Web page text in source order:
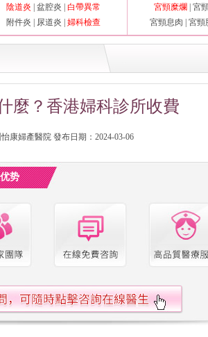
陰道炎 盆腔炎
白帶異常
附件炎
尿道炎 婦科檢查
宮頸糜爛
宮
宮頸息肉
宮頸
麼？香港婦科診所收費
康婦產醫院 發布日期：2024-03-06
势